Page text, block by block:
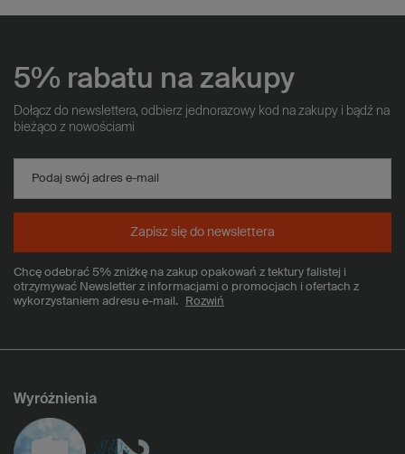
5% rabatu na zakupy
Dołącz do newslettera, odbierz jednorazowy kod na zakupy i bądź na
bieżąco z nowościami
Podaj swój adres e-mail
Chcę odebrać 5% zniżkę na zakup opakowań z tektury falistej i
otrzymywać Newsletter z informacjami o promocjach i ofertach z
wykorzystaniem adresu e-mail.
Rozwiń
Zapisz się do newslettera
Wyróżnienia